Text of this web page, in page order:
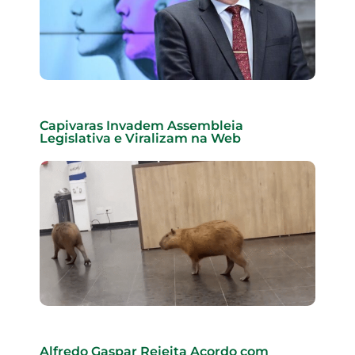
Capivaras Invadem Assembleia
Legislativa e Viralizam na Web
Alfredo Gaspar Rejeita Acordo com